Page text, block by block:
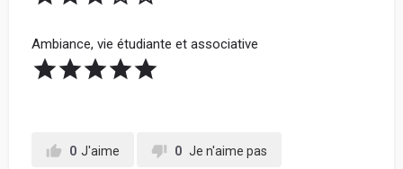
Ambiance, vie étudiante et associative
0 J'aime 0 Je n'aime pas